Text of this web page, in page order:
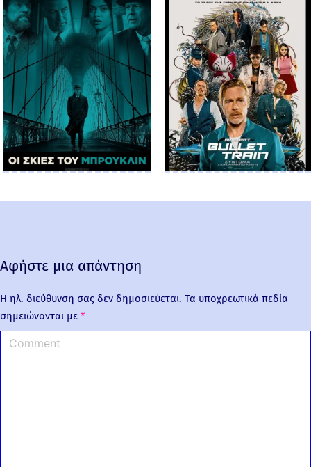
Αφήστε μια απάντηση
Η ηλ. διεύθυνση σας δεν δημοσιεύεται. Τα υποχρεωτικά πεδία
σημειώνονται με *